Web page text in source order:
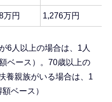
万円 1,276万円
6人以上の場合は、1人
ベース）。70歳以上の
養親族がいる場合は、1
ベース）